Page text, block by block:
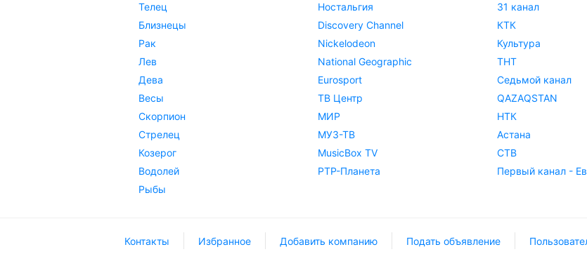
Телец
Близнецы
Рак
Лев
Дева
Весы
Скорпион
Стрелец
Козерог
Водолей
Рыбы
Ностальгия
Discovery Channel
Nickelodeon
National Geographic
Eurosport
ТВ Центр
МИР
МУЗ-ТВ
MusicBox TV
РТР-Планета
31 канал
КТК
Культура
ТНТ
Седьмой канал
QAZAQSTAN
НТК
Астана
СТВ
Первый канал -
Контакты Избранное Добавить компанию Подать объявление